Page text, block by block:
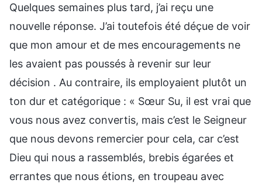
Quelques semaines plus tard, j’ai reçu une
nouvelle réponse. J’ai toutefois été déçue de voir
que mon amour et de mes encouragements ne
les avaient pas poussés à revenir sur leur
décision . Au contraire, ils employaient plutôt un
ton dur et catégorique : « Sœur Su, il est vrai que
vous nous avez convertis, mais c’est le Seigneur
que nous devons remercier pour cela, car c’est
Dieu qui nous a rassemblés, brebis égarées et
errantes que nous étions, en troupeau avec